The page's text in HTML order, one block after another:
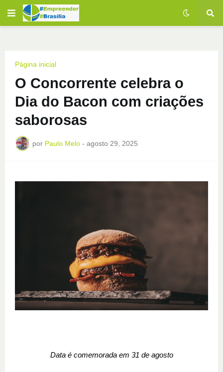
Página inicial
O Concorrente celebra o
Dia do Bacon com criações
saborosas
por Paulo Melo - agosto 29, 2025
Data é comemorada em 31 de agosto